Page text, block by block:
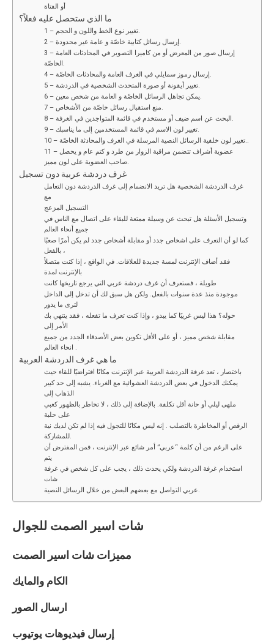
أو الفتاة
ما الذي ستحصل عليه فعلاً؟
1 – تغيير نوع الخط واللون و الحجم.
2 – إرسال رسائل كتابية خاصّة و عامة غير محدودة.
3 – إرسال صور من المعرض أو من كاميرا التصوير في المحادثات العامة
الخاصّة.
4 – إرسال رموز سمايلي في الغرف العامة والمحادثات الخاصّة.
5 – تغيير أيقونة أو صورة المتحدث الشخصية في الدردشة.
6 – يمكن تجاهل الرسائل الخاصّة و العامة من شخص معين.
7 – منع استقبال رسائل خاصّة من الأشخاص.
8 – البحث عن اسم ضيف أو مستخدم في قائمة المتواجدين في الغرفة.
9 – تغيير لون الاسم في قائمة المستخدمين إلى ما يناسبك.
10 – تغيير لون خلفية الرسائل النصية المرسلة في الغرف والمحادثة الخاصّة..
11 – عضوية أشراف تتضمن مراقبة الزوار من طرد و كتم عام و يحصل
صاحب العضوية على لون مميز.
غرف دردشة عربية دون تسجيل
غرف الدردشة الشخصية هل تريد الانضمام إلى غرف الدردشة دون التعامل
مع
التسجيل المزعج
وتسجيل الأسئلة هل تبحث عن وسيلة ممتعة للبقاء على اتصال مع الناس في
جميع أنحاء العالم
كما لو أن التعرف على اشخاص جدد أو مقابلة أشخاص جدد لم يكن أمرًا صعبًا
بالفعل ،
فقد أضاف الإنترنت لمسة جديدة للعلاقات. في الواقع ، إذا كنت متصلاً
بالإنترنت لمدة
طويلة ، فستعرف أن غرف دردشة عربي التي يرجع تاريخها كانت
موجودة منذ عدة سنوات بالفعل. ولكن هل سبق لك أن تدخل إلى الداخل
لترى ما يدور
حوله؟ هذا ليس غريبًا كما يبدو ، وإذا كنت تعرف ما تفعله ، فقد ينتهي بك
الأمر إلى
مقابلة شخص مميز ، أو على الأقل تكوين بعض الأصدقاء الجدد من جميع
انحاء العالم .
ما هي غرف الدردشة العربية
باختصار ، تعد غرفة الدردشة العربية عبر الإنترنت مكانًا افتراضيًا للقاء حيث
يمكنك الدخول في بعض الدردشة العشوائية مع الغرباء. يشبه إلى حد كبير
الذهاب إلى
ملهى ليلي أو حانة أقل تكلفة. بالإضافة إلى ذلك ، لا تخاطر بالظهور كغبي
على حلبة
الرقص أو المخاطرة بالتصلب . إنه ليس مكانًا للتجول فيه إذا لم تكن لديك نية
للمشاركة.
على الرغم من أن كلمة “عربي” أمر شائع عبر الإنترنت ، فمن المفترض أن
يتم
استخدام غرفة الدردشة ولكي يحدث ذلك ، يجب على كل شخص في غرفة
شات
عربي التواصل مع بعضهم البعض من خلال الرسائل النصية.
شات اسير الصمت للجوال
مميزات شات اسير الصمت
الكام والمايك
ارسال الصور
إرسال فيديوهات يوتيوب